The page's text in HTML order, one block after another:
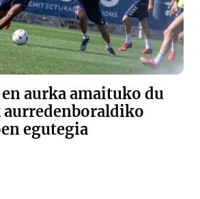
aurka amaituko du
aurredenboraldiko
egutegia